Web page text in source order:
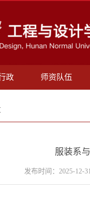
政 师资队伍
服装系
发布时间：2025-12-